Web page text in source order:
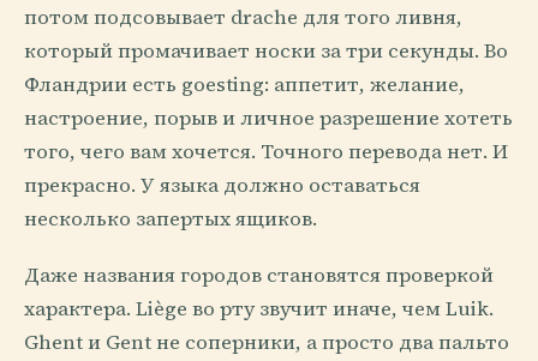
потом подсовывает drache для того ливня,
который промачивает носки за три секунды. Во
Фландрии есть goesting: аппетит, желание,
настроение, порыв и личное разрешение хотеть
того, чего вам хочется. Точного перевода нет. И
прекрасно. У языка должно оставаться
несколько запертых ящиков.
Даже названия городов становятся проверкой
характера. Liège во рту звучит иначе, чем Luik.
Ghent и Gent не соперники, а просто два пальто